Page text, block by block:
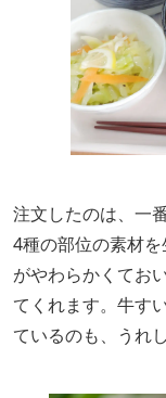
注文したのは、一
4種の部位の素材
がやわらかくてお
てくれます。牛す
ているのも、うれ